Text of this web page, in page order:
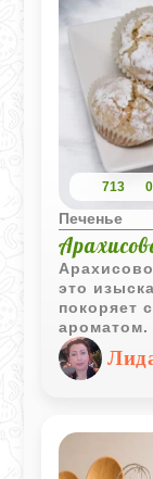
713 0
Печенье
это
покоряет
ароматом.